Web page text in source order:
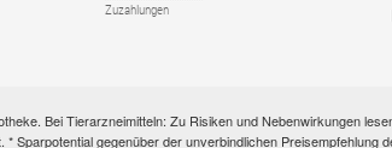
Zuzahlungen
Bei Tierarzneimitteln: Zu Risiken und Nebenwirkungen
Sparpotential gegenüber der unverbindlichen Preisempfehlung